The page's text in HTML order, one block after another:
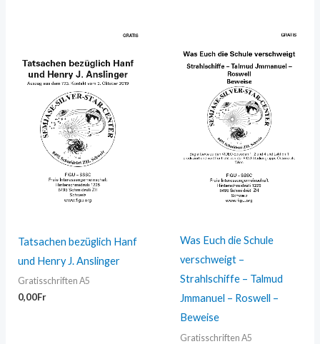
Tatsachen bezüglich Hanf
und Henry J. Anslinger
Gratisschriften A5
0,00Fr
Was Euch die Schule
verschweigt –
Strahlschiffe – Talmud
Jmmanuel – Roswell –
Beweise
Gratisschriften A5